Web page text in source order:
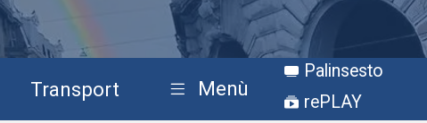
Transport Menù
Palinsesto
rePLAY